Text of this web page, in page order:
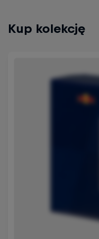
Kup kolekcję